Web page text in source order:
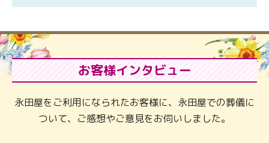
お客様インタビュー
永田屋をご利用になられたお客様に、永田屋での葬儀に
ついて、ご感想やご意見をお伺いしました。